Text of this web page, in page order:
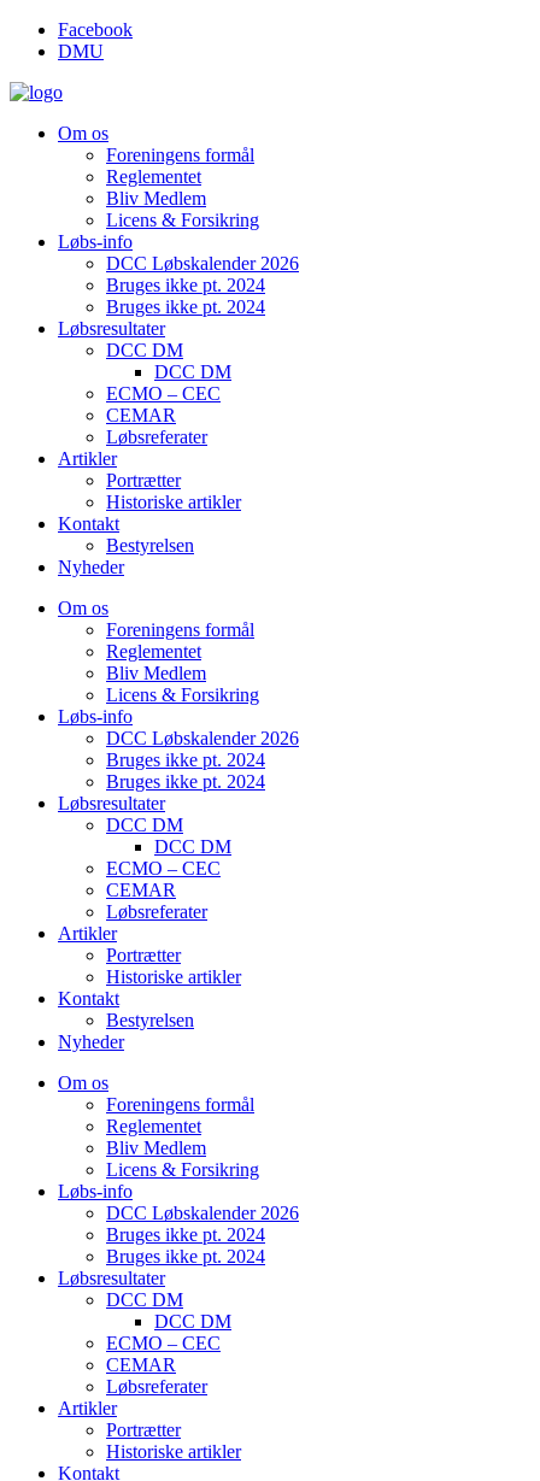
VidereFacebook
DMU
Om os
Foreningens formål
Reglementet
Bliv Medlem
Licens & Forsikring
Løbs-info
DCC Løbskalender 2026
Bruges ikke pt. 2024
Bruges ikke pt. 2024
Løbsresultater
DCC DM
DCC DM
ECMO – CEC
CEMAR
Løbsreferater
Artikler
Portrætter
Historiske artikler
Kontakt
Bestyrelsen
Nyheder
Om os
Foreningens formål
Reglementet
Bliv Medlem
Licens & Forsikring
Løbs-info
DCC Løbskalender 2026
Bruges ikke pt. 2024
Bruges ikke pt. 2024
Løbsresultater
DCC DM
DCC DM
ECMO – CEC
CEMAR
Løbsreferater
Artikler
Portrætter
Historiske artikler
Kontakt
Bestyrelsen
Nyheder
Om os
Foreningens formål
Reglementet
Bliv Medlem
Licens & Forsikring
Løbs-info
DCC Løbskalender 2026
Bruges ikke pt. 2024
Bruges ikke pt. 2024
Løbsresultater
DCC DM
DCC DM
ECMO – CEC
CEMAR
Løbsreferater
Artikler
Portrætter
Historiske artikler
Kontakt